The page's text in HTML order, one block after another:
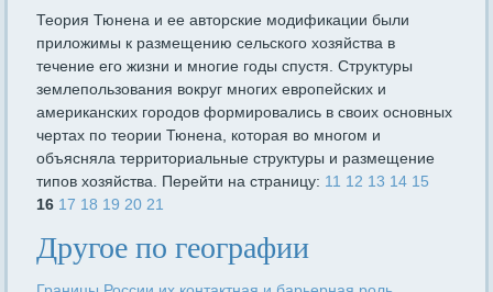
Теория Тюнена и ее авторские модификации были
приложимы к размещению сельского хозяйства в
течение его жизни и многие годы спустя. Структуры
землепользования вокруг многих европей­ских и
американских городов формировались в своих основных
чер­тах по теории Тюнена, которая во многом и
объясняла территори­альные структуры и размещение
типов хозяйства. Перейти на страницу: 11 12 13 14 15
16 17 18 19 20 21
Другое по географии